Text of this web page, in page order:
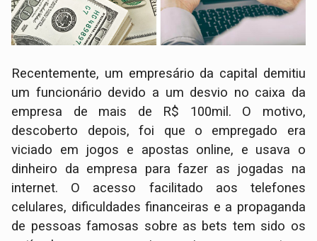
Recentemente, um empresário da capital demitiu
um funcionário devido a um desvio no caixa da
empresa de mais de R$ 100mil. O motivo,
descoberto depois, foi que o empregado era
viciado em jogos e apostas online, e usava o
dinheiro da empresa para fazer as jogadas na
internet. O acesso facilitado aos telefones
celulares, dificuldades financeiras e a propaganda
de pessoas famosas sobre as bets tem sido os